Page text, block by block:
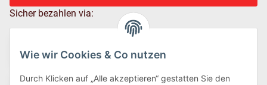
Wie wir Cookies & Co nutzen
Durch Klicken auf „Alle akzeptieren“ gestatten Sie den
Sicher bezahlen via: